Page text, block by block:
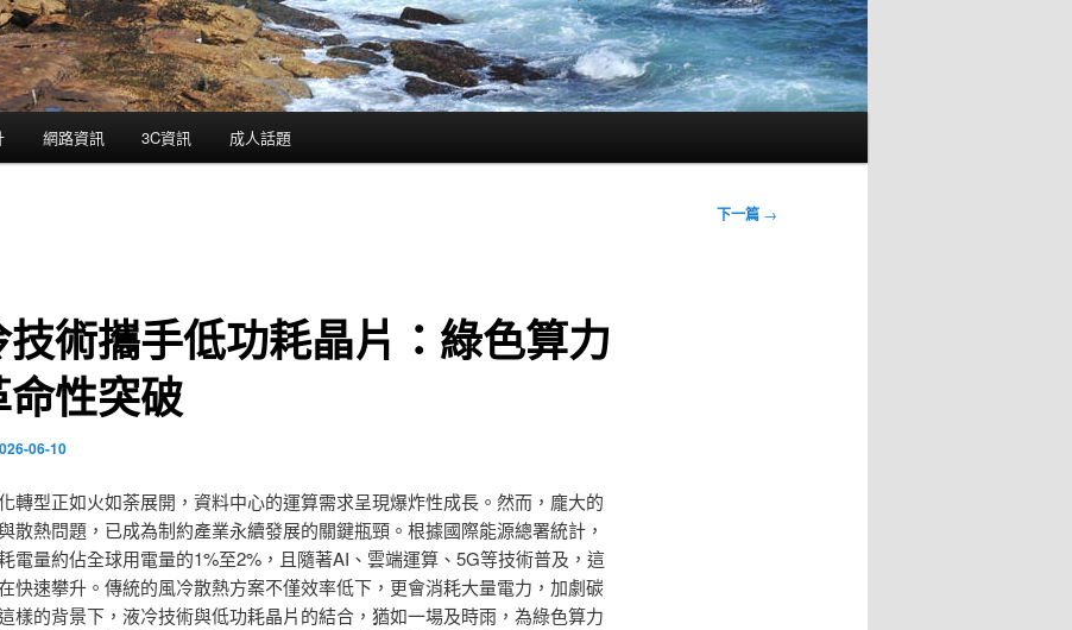
網路資訊 3C資訊 成人話題
下一篇 →
術攜手低功耗晶片：綠色算力
命性突破
06-10
轉型正如火如荼展開，資料中心的運算需求呈現爆炸性成長。然而，龐大的
散熱問題，已成為制約產業永續發展的關鍵瓶頸。根據國際能源總署統計，
電量約佔全球用電量的1%至2%，且隨著AI、雲端運算、5G等技術普及，這
快速攀升。傳統的風冷散熱方案不僅效率低下，更會消耗大量電力，加劇碳
樣的背景下，液冷技術與低功耗晶片的結合，猶如一場及時雨，為綠色算力